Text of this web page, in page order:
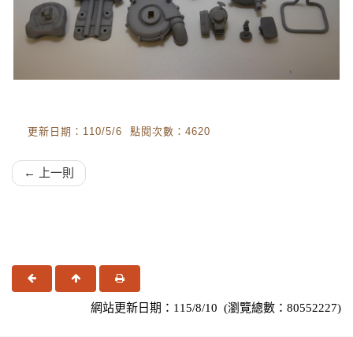
更新日期：110/5/6 點閱次數：4620
← 上一則
上一頁 回頂端 友善列印
網站更新日期：115/8/10 (瀏覽總數：80552227)